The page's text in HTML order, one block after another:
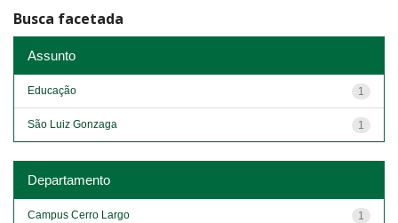
Busca facetada
Assunto
1
Educação
1
São Luiz Gonzaga
Departamento
1
Campus Cerro Largo